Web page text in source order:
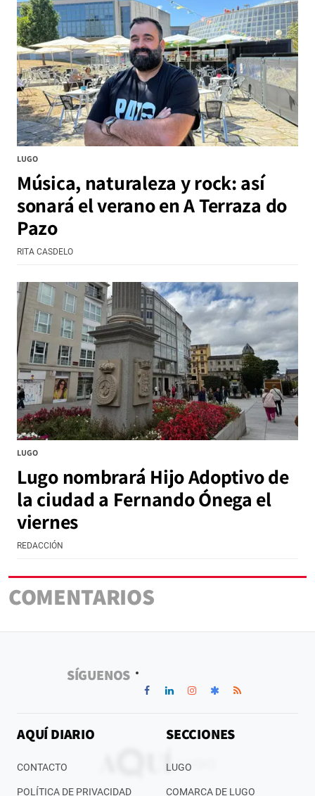
LUGO
Música, naturaleza y rock: así
sonará el verano en A Terraza do
Pazo
RITA CASDELO
LUGO
Lugo nombrará Hijo Adoptivo de
la ciudad a Fernando Ónega el
viernes
REDACCIÓN
COMENTARIOS
SÍGUENOS
AQUÍ DIARIO
CONTACTO
POLÍTICA DE PRIVACIDAD
SECCIONES
LUGO
COMARCA DE LUGO